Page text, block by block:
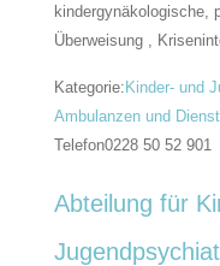
kindergynäkologische,
Überweisung ,
Kategorie: Kinder- und
Ambulanzen und
Telefon0228 50 52 901
Abteilung für